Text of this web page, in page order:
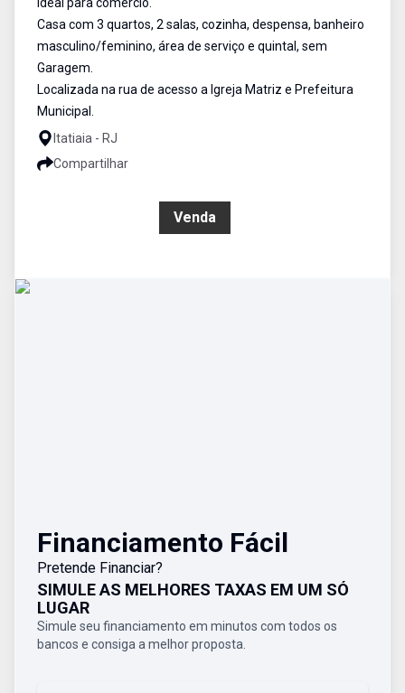
Casa com 3 quartos, 2 salas, cozinha, despensa, banheiro
masculino/feminino, área de serviço e quintal, sem
Garagem.
Localizada na rua de acesso a Igreja Matriz e Prefeitura
Municipal.
Itatiaia - RJ
Compartilhar
Venda
Financiamento Fácil
Pretende Financiar?
SIMULE AS MELHORES TAXAS EM UM SÓ
LUGAR
Simule seu financiamento em minutos com todos os
bancos e consiga a melhor proposta.